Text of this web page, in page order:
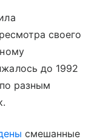
своего
до 1992
разным
смешанные